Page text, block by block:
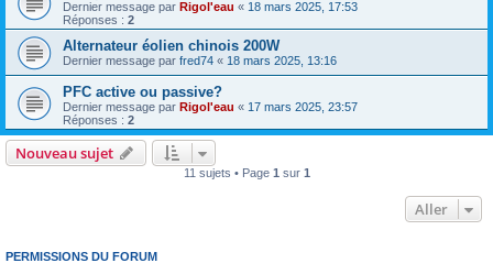
Dernier message par Rigol'eau « 18 mars 2025, 17:53
Réponses : 2
Alternateur éolien chinois 200W
Dernier message par fred74 « 18 mars 2025, 13:16
PFC active ou passive?
Dernier message par Rigol'eau « 17 mars 2025, 23:57
Réponses : 2
Nouveau sujet
11 sujets • Page 1 sur 1
Aller
PERMISSIONS DU FORUM